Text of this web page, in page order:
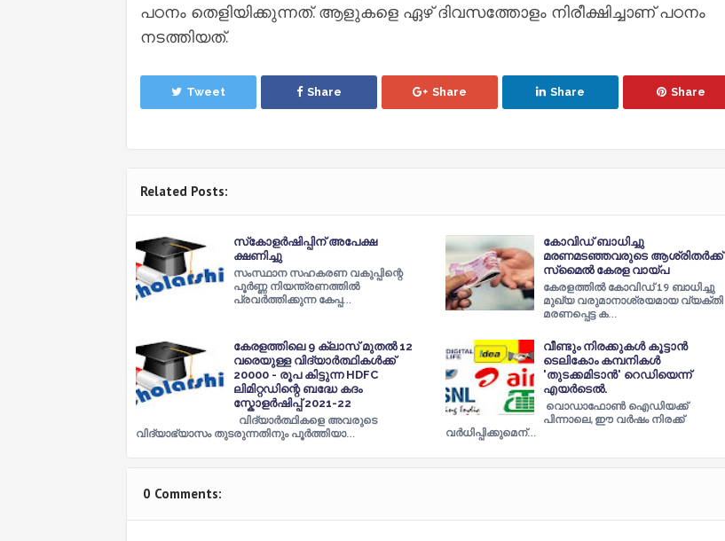
പഠനം തെളിയിക്കുന്നത്. ആളുകളെ ഏഴ് ദിവസത്തോളം നിരീക്ഷിച്ചാണ് പഠനം
നടത്തിയത്.
Tweet Share Share Share Share
Related Posts:
സ്‌കോളർഷിപ്പിന് അപേക്ഷ
ക്ഷണിച്ചു
സംസ്ഥാന സഹകരണ വകുപ്പിന്റെ
പൂർണ്ണ നിയന്ത്രണത്തിൽ
പ്രവർത്തിക്കുന്ന കേപ്പ…
കോവിഡ് ബാധിച്ചു
മരണമടഞ്ഞവരുടെ ആശ്രിതർക്ക്
സ്‌മൈൽ കേരള വായ്പ
കേരളത്തിൽ കോവിഡ് 19 ബാധിച്ചു
മുഖ്യ വരുമാനാശ്രയമായ വ്യക്തി
മരണപ്പെട്ട ക…
കേരളത്തിലെ 9 ക്ലാസ് മുതൽ 12
വരെയുള്ള വിദ്യാർത്ഥികൾക്ക്
20000 - രൂപ കിട്ടുന്ന HDFC
ലിമിറ്റഡിന്റെ ബദ്ധേ കദം
സ്കോളർഷിപ്പ് 2021-22
വിദ്യാർത്ഥികളെ അവരുടെ
വിദ്യാഭ്യാസം തുടരുന്നതിനും പൂർത്തിയാ…
വീണ്ടും നിരക്കുകള്‍ കൂട്ടാന്‍
ടെലികോം കമ്പനികൾ
'തുടക്കമിടാന്‍' റെഡിയെന്ന്
എയര്‍ടെല്‍.
വൊഡാഫോണ്‍ ഐഡിയക്ക്
പിന്നാലെ, ഈ വര്‍ഷം നിരക്ക്
വര്‍ധിപ്പിക്കുമെന്…
0 Comments: